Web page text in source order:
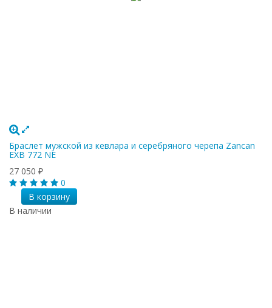
Браслет мужской из кевлара и серебряного черепа Zancan
EXB 772 NE
27 050 ₽
0
В корзину
В наличии